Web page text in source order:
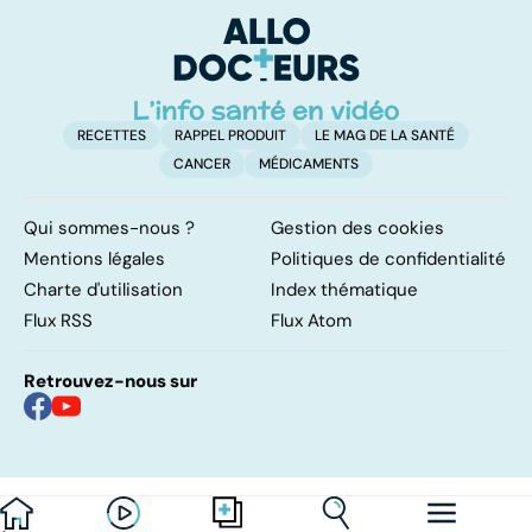
levée de
l'anonymat
RECETTES RAPPEL PRODUIT
LE MAG DE LA SANTÉ
CANCER
MÉDICAMENTS
Qui sommes-nous ?
Gestion des cookies
Mentions légales
Politiques de confidentialité
Charte d'utilisation
Index thématique
Flux RSS
Flux Atom
Retrouvez-nous sur